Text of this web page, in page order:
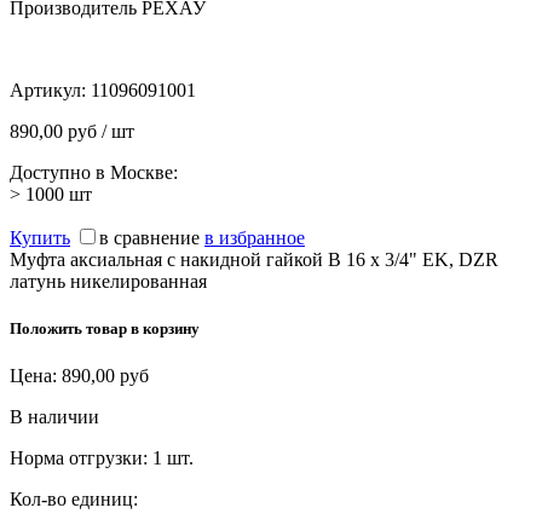
Производитель РЕХАУ
Артикул: 11096091001
890,00 руб / шт
Доступно в Москве:
> 1000 шт
Купить в сравнение в избранное
Муфта аксиальная с накидной гайкой В 16 x 3/4" EK, DZR
латунь никелированная
Положить товар в корзину
Цена: 890,00 руб
В наличии
Норма отгрузки: 1 шт.
Кол-во единиц: